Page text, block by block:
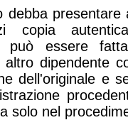
presentare
copia
può essere
dipendente
dell'originale e
solo nel